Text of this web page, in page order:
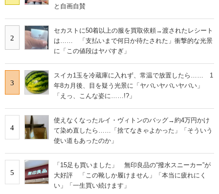
と自画自賛
2
セカストに50着以上の服を買取依頼→渡されたレシート
は…… 「支払いまで何日か待たされた」衝撃的な光景
に「この値段はヤバすぎ」
3
スイカ1玉を冷蔵庫に入れず、常温で放置したら…… 1
年8カ月後、目を疑う光景に「ヤバいヤバいヤバい」
「えっ、こんな姿に……!?」
4
使えなくなったルイ・ヴィトンのバッグ→約4万円かけ
て染め直したら……「捨てなきゃよかった」「そういう
使い道もあったのか」
5
「15足も買いました」 無印良品の“撥水スニーカー”が
大好評 「この靴しか履けません」「本当に疲れにく
い」「一生買い続けます」